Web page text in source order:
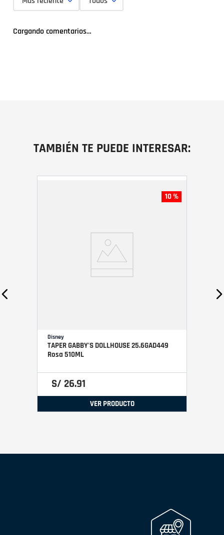
Cargando comentarios…
TAMBIÉN TE PUEDE INTERESAR:
10 %
Disney
TAPER GABBY'S DOLLHOUSE 25.6GAD449
Rosa 510ML
S/ 26.91
VER PRODUCTO